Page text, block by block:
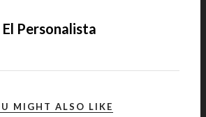
El Personalista
MIGHT ALSO LIKE